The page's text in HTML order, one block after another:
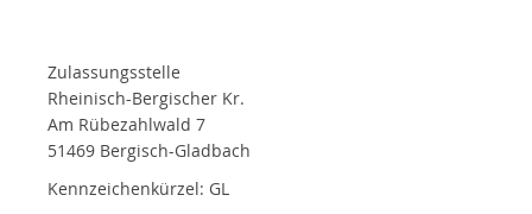
Zulassungsstelle
Rheinisch-Bergischer Kr.
Am Rübezahlwald 7
51469 Bergisch-Gladbach
Kennzeichenkürzel: GL